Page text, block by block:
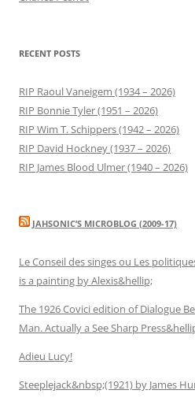
RECENT POSTS
RIP Raoul Vaneigem (1934 – 2026)
RIP Bonnie Tyler (1951 – 2026)
RIP Wim T. Schippers (1942 – 2026)
RIP David Hockney (1937 – 2026)
RIP James Blood Ulmer (1940 – 2026)
JAHSONIC’S MICROBLOG (2009-17)
Le Conseil des singes ou Les
is a painting by Alexis&hellip;
The 1926 Covici edition of Dialogue
Man. Actually a See Sharp
Adieu Lucy!
Steeplejack&nbsp;(1921) by James